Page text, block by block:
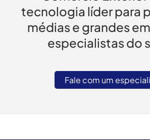
tecnologia líder para
médias e grandes
especialistas do
Fale com um